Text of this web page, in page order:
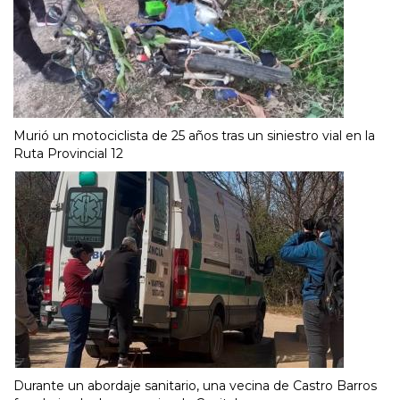
Murió un motociclista de 25 años tras un siniestro vial en la
Ruta Provincial 12
Durante un abordaje sanitario, una vecina de Castro Barros